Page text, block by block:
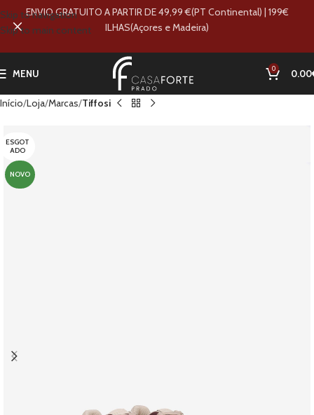
Skip to navigation
Skip to main content
MENU 0 0.00
Início Loja Marcas Tiffosi
ESGOT
ADO
NOVO
ENVIO GRATUITO A PARTIR DE 49,99 €(PT Continental) | 199€
ILHAS(Açores e Madeira)